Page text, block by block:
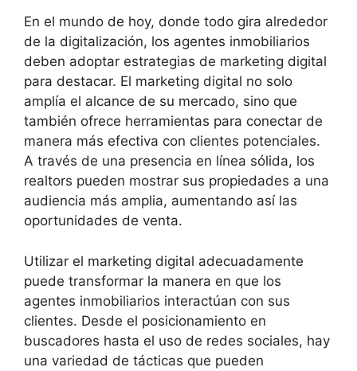
En el mundo de hoy, donde todo gira alrededor
de la digitalización, los agentes inmobiliarios
deben adoptar estrategias de marketing digital
para destacar. El marketing digital no solo
amplía el alcance de su mercado, sino que
también ofrece herramientas para conectar de
manera más efectiva con clientes potenciales.
A través de una presencia en línea sólida, los
realtors pueden mostrar sus propiedades a una
audiencia más amplia, aumentando así las
oportunidades de venta.
Utilizar el marketing digital adecuadamente
puede transformar la manera en que los
agentes inmobiliarios interactúan con sus
clientes. Desde el posicionamiento en
buscadores hasta el uso de redes sociales, hay
una variedad de tácticas que pueden